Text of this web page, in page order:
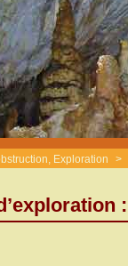
Exploration >